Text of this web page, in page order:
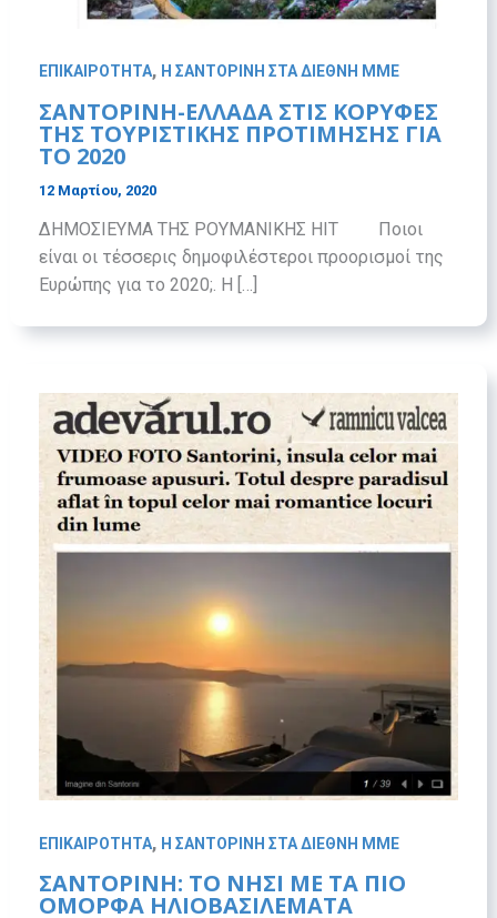
ΕΠΙΚΑΙΡΟΤΗΤΑ, Η ΣΑΝΤΟΡΙΝΗ ΣΤΑ ΔΙΕΘΝΗ ΜΜΕ
ΣΑΝΤΟΡΙΝΗ-ΕΛΛΑΔΑ ΣΤΙΣ ΚΟΡΥΦΕΣ
ΤΗΣ ΤΟΥΡΙΣΤΙΚΗΣ ΠΡΟΤΙΜΗΣΗΣ ΓΙΑ
ΤΟ 2020
12 Μαρτίου, 2020
ΔΗΜΟΣΙΕΥΜΑ ΤΗΣ ΡΟΥΜΑΝΙΚΗΣ ΗΙΤ Ποιοι
είναι οι τέσσερις δημοφιλέστεροι προορισμοί της
Ευρώπης για το 2020;. Η […]
ΕΠΙΚΑΙΡΟΤΗΤΑ, Η ΣΑΝΤΟΡΙΝΗ ΣΤΑ ΔΙΕΘΝΗ ΜΜΕ
ΣΑΝΤΟΡΙΝΗ: ΤΟ ΝΗΣΙ ΜΕ ΤΑ ΠΙΟ
ΟΜΟΡΦΑ ΗΛΙΟΒΑΣΙΛΕΜΑΤΑ